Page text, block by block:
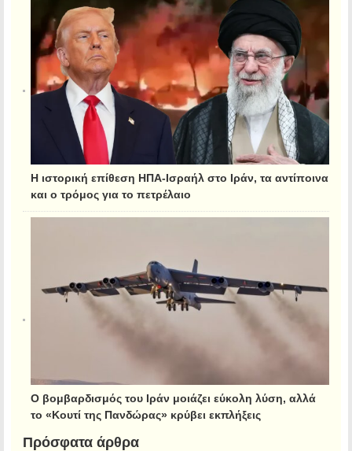
Η ιστορική επίθεση ΗΠΑ-Ισραήλ στο Ιράν, τα αντίποινα
και ο τρόμος για το πετρέλαιο
Ο βομβαρδισμός του Ιράν μοιάζει εύκολη λύση, αλλά
το «Κουτί της Πανδώρας» κρύβει εκπλήξεις
Πρόσφατα άρθρα